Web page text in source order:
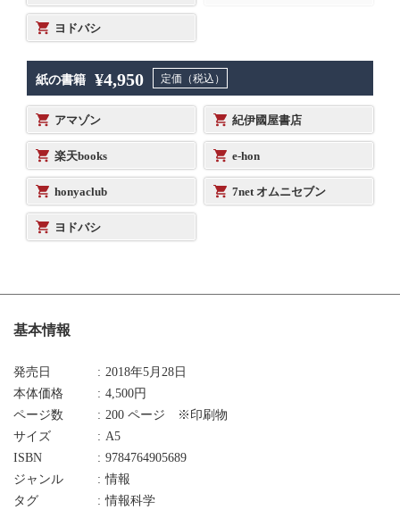
ヨドバシ
紙の書籍 ¥4,950 定価（税込）
アマゾン 紀伊國屋書店
楽天books e-hon
honyaclub 7net オムニセブン
ヨドバシ
基本情報
発売日
2018年5月28日
本体価格
4,500円
ページ数
200 ページ ※印刷物
サイズ
A5
ISBN
9784764905689
ジャンル
情報
タグ
情報科学